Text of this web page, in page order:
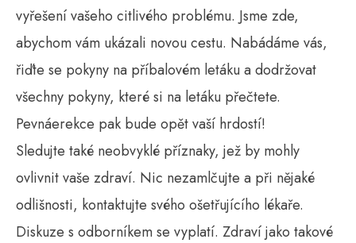
vyřešení vašeho citlivého problému. Jsme zde,
abychom vám ukázali novou cestu. Nabádáme vás,
řiďte se pokyny na příbalovém letáku a dodržovat
všechny pokyny, které si na letáku přečtete.
Pevnáerekce pak bude opět vaší hrdostí!
Sledujte také neobvyklé příznaky, jež by mohly
ovlivnit vaše zdraví. Nic nezamlčujte a při nějaké
odlišnosti, kontaktujte svého ošetřujícího lékaře.
Diskuze s odborníkem se vyplatí. Zdraví jako takové